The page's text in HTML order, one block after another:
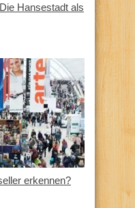
Hansestadt als
erkennen?